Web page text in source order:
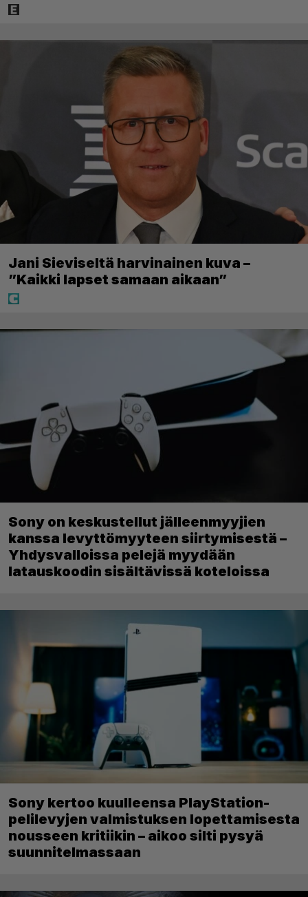
Jani Sieviseltä harvinainen kuva –
”Kaikki lapset samaan aikaan”
Sony on keskustellut jälleenmyyjien
kanssa levyttömyyteen siirtymisestä –
Yhdysvalloissa pelejä myydään
latauskoodin sisältävissä koteloissa
Sony kertoo kuulleensa PlayStation-
pelilevyjen valmistuksen lopettamisesta
nousseen kritiikin – aikoo silti pysyä
suunnitelmassaan